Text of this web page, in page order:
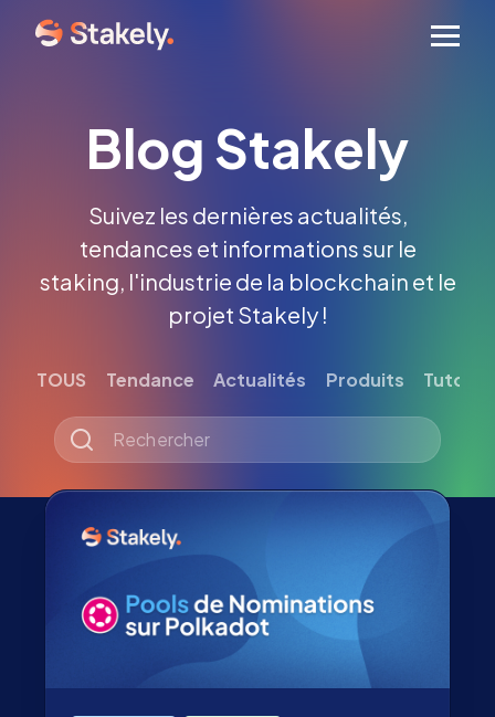
Blog Stakely
Suivez les dernières actualités,
tendances et informations sur le
staking, l'industrie de la blockchain et le
projet Stakely !
TOUS Tendance Actualités Produits Tutoriel